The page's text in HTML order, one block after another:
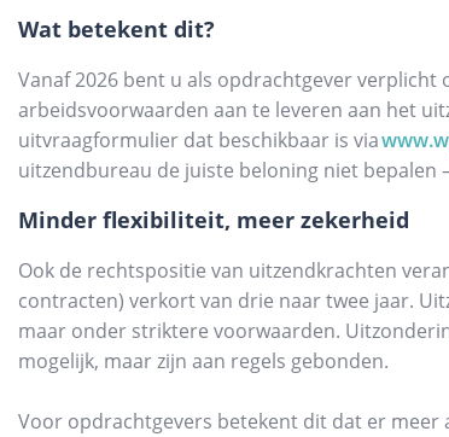
Wat betekent dit?
Vanaf 2026 bent u als opdrachtgever
arbeidsvoorwaarden aan te leveren aan het
uitvraagformulier dat beschikbaar is via
uitzendbureau de juiste beloning niet bepalen
Minder flexibiliteit, meer zekerheid
Ook de rechtspositie van uitzendkrachten
contracten) verkort van drie naar twee jaar.
maar onder striktere voorwaarden.
mogelijk, maar zijn aan regels gebonden.
Voor opdrachtgevers betekent dit dat er